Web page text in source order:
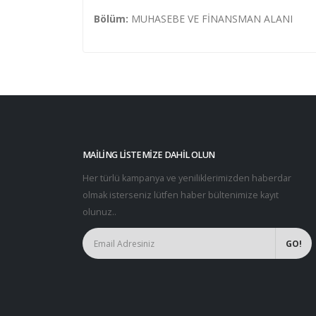
Bölüm: MUHASEBE VE FİNANSMAN ALANI
MAILING LISTEMIZE DAHIL OLUN
Her türlü kampanya ve yeniliklerimizden haberdar
olmak isterseniz lütfen haber bültenimize kayıt
olunuz..